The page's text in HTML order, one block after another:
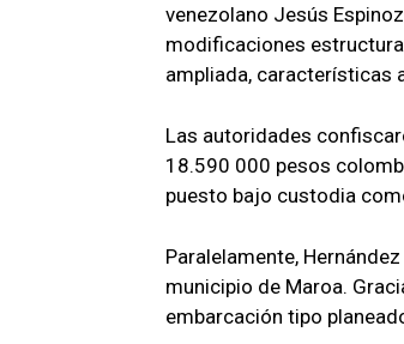
venezolano Jesús
modificaciones
ampliada, características
Las autoridades
18.590 000 pesos
puesto bajo custodia
Paralelamente,
municipio de Maroa.
embarcación tipo